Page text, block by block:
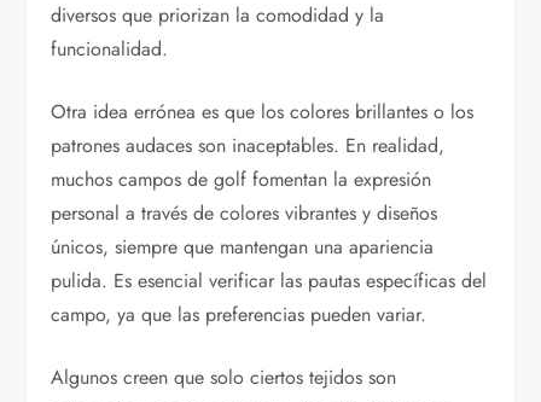
diversos que priorizan la comodidad y la
funcionalidad.
Otra idea errónea es que los colores brillantes o los
patrones audaces son inaceptables. En realidad,
muchos campos de golf fomentan la expresión
personal a través de colores vibrantes y diseños
únicos, siempre que mantengan una apariencia
pulida. Es esencial verificar las pautas específicas del
campo, ya que las preferencias pueden variar.
Algunos creen que solo ciertos tejidos son